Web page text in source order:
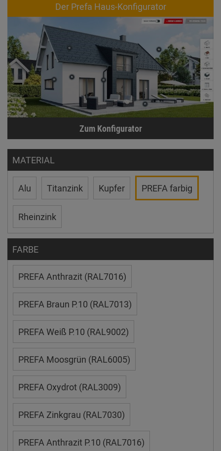
Der Prefa Haus-Konfigurator
Zum Konfigurator
MATERIAL
Alu Titanzink Kupfer PREFA farbig
Rheinzink
FARBE
PREFA Anthrazit (RAL7016)
PREFA Braun P.10 (RAL7013)
PREFA Weiß P.10 (RAL9002)
PREFA Moosgrün (RAL6005)
PREFA Oxydrot (RAL3009)
PREFA Zinkgrau (RAL7030)
PREFA Anthrazit P.10 (RAL7016)